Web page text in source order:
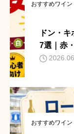
おすすめワイン
ドン・
7選｜赤
おすすめワイン